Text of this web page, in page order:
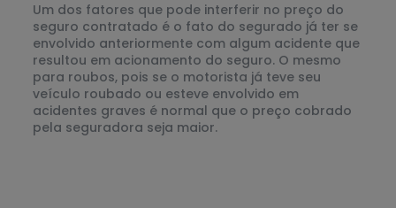
Um dos fatores que pode interferir no preço do
seguro contratado é o fato do segurado já ter se
envolvido anteriormente com algum acidente que
resultou em acionamento do seguro. O mesmo
para roubos, pois se o motorista já teve seu
veículo roubado ou esteve envolvido em
acidentes graves é normal que o preço cobrado
pela seguradora seja maior.